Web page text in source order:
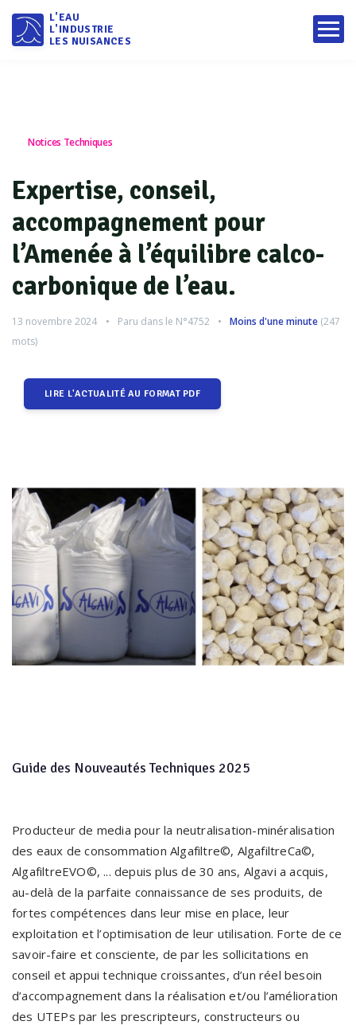
L'EAU
L'INDUSTRIE
LES NUISANCES
Notices Techniques
Expertise, conseil,
accompagnement pour
l’Amenée à l’équilibre calco-
carbonique de l’eau.
13 novembre 2024 Paru dans le N°4752 Moins d'une minute (247
mots)
LIRE L'ACTUALITÉ AU FORMAT PDF
Guide des Nouveautés Techniques 2025
Producteur de media pour la neutralisation-minéralisation
des eaux de consommation Algafiltre©, AlgafiltreCa©,
AlgafiltreEVO©, ... depuis plus de 30 ans, Algavi a acquis,
au-delà de la parfaite connaissance de ses produits, de
fortes compétences dans leur mise en place, leur
exploitation et l’optimisation de leur utilisation. Forte de ce
savoir-faire et consciente, de par les sollicitations en
conseil et appui technique croissantes, d’un réel besoin
d’accompagnement dans la réalisation et/ou l’amélioration
des UTEPs par les prescripteurs, constructeurs ou